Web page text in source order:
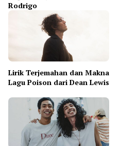
Rodrigo
Lirik Terjemahan dan Makna
Lagu Poison dari Dean Lewis